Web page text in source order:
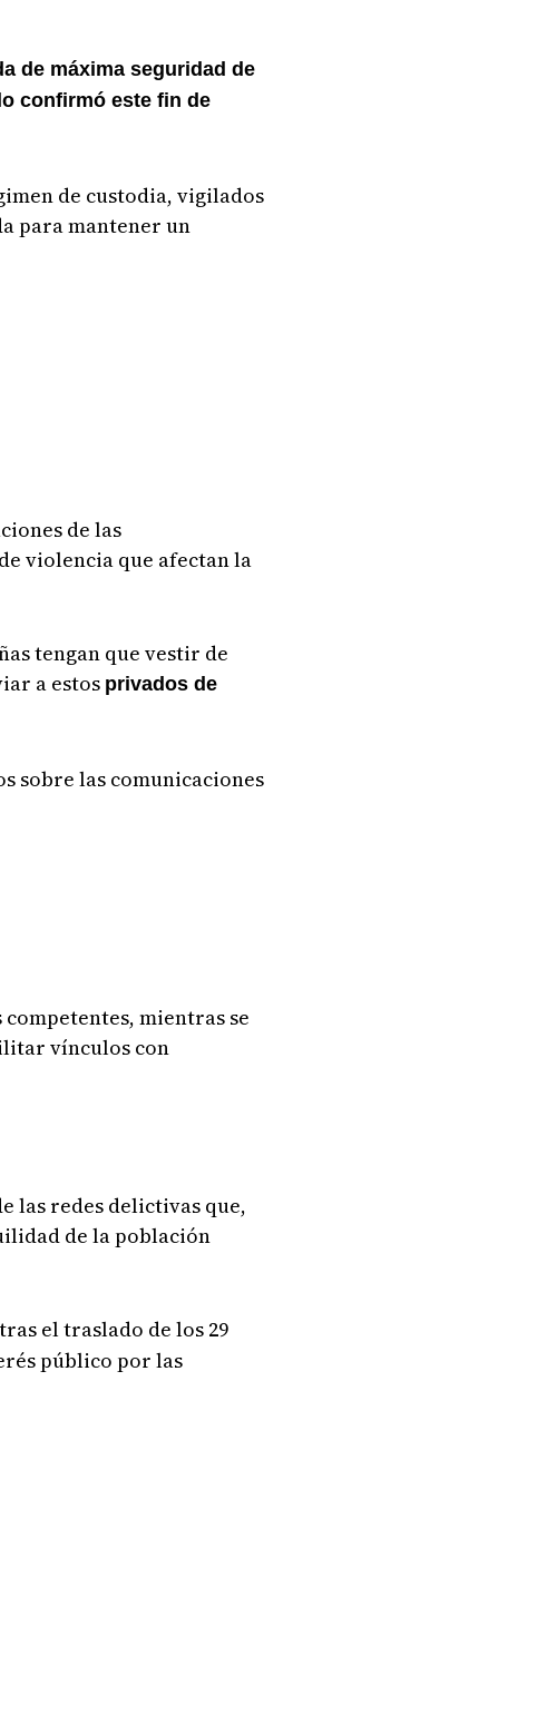
de máxima seguridad de
confirmó este fin de
de custodia, vigilados
para mantener un
de las
violencia que afectan la
tengan que vestir de
a estos privados de
sobre las comunicaciones
mientras se
vínculos con
las redes delictivas que,
de la población
el traslado de los 29
público por las